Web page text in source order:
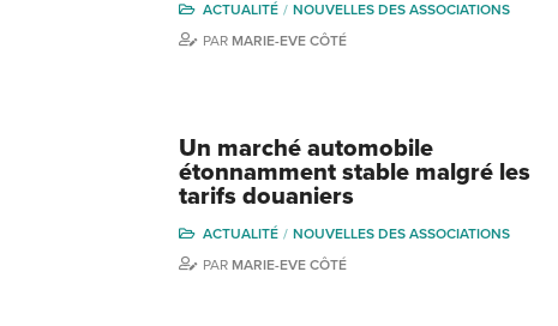
ACTUALITÉ
NOUVELLES DES ASSOCIATIONS
PAR MARIE-EVE CÔTÉ
Un marché automobile
étonnamment stable malgré les
tarifs douaniers
ACTUALITÉ
NOUVELLES DES ASSOCIATIONS
PAR MARIE-EVE CÔTÉ